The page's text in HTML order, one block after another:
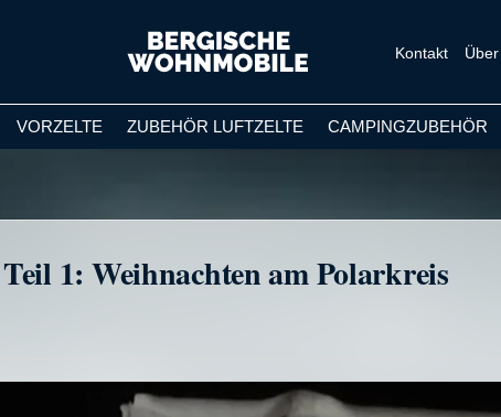
Kontakt
VORZELTE ZUBEHÖR LUFTZELTE CAMPINGZUBEHÖR
1: Weihnachten am Polarkreis